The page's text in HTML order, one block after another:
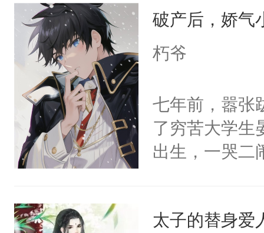
【非渣攻贱受
洁，先虐后甜
道吗？大师兄
二师兄了。
忘记了对二师
会给大师兄回
现言烬就站在
静。这一世，
才任由受自毁
破产后，娇气
朽爷
七年前，嚣张
了穷苦大学生
出生，一哭二
斯野已然是咳
太子的替身爱